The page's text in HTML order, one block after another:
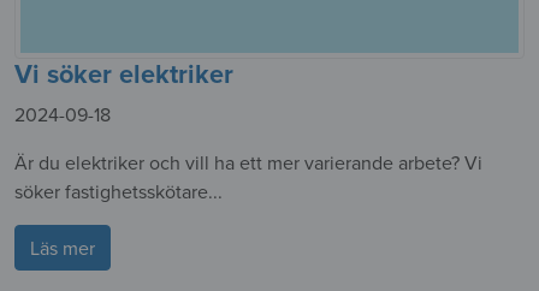
Vi söker elektriker
2024-09-18
Är du elektriker och vill ha ett mer varierande arbete? Vi
söker fastighetsskötare...
Läs mer